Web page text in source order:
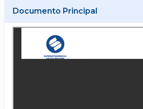
Documento Principal